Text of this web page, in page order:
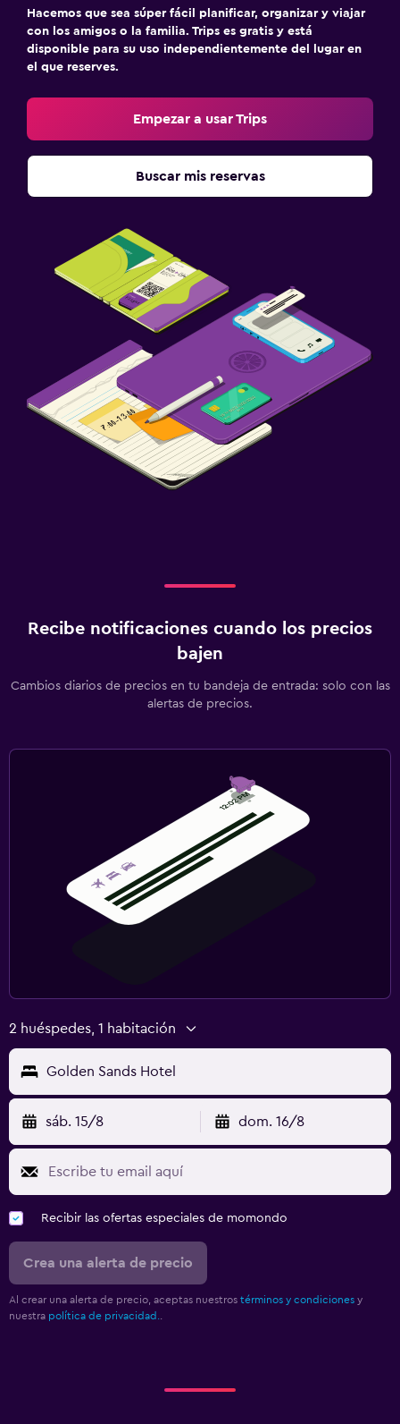
Hacemos que sea súper fácil planificar, organizar y viajar
con los amigos o la familia. Trips es gratis y está
disponible para su uso independientemente del lugar en
el que reserves.
Empezar a usar Trips
Buscar mis reservas
Recibe notificaciones cuando los precios
bajen
Cambios diarios de precios en tu bandeja de entrada: solo con las
alertas de precios.
2 huéspedes, 1 habitación
Golden Sands Hotel
sáb. 15/8 dom. 16/8
Recibir las ofertas especiales de momondo
Crea una alerta de precio
Al crear una alerta de precio, aceptas nuestros términos y condiciones y
nuestra política de privacidad.